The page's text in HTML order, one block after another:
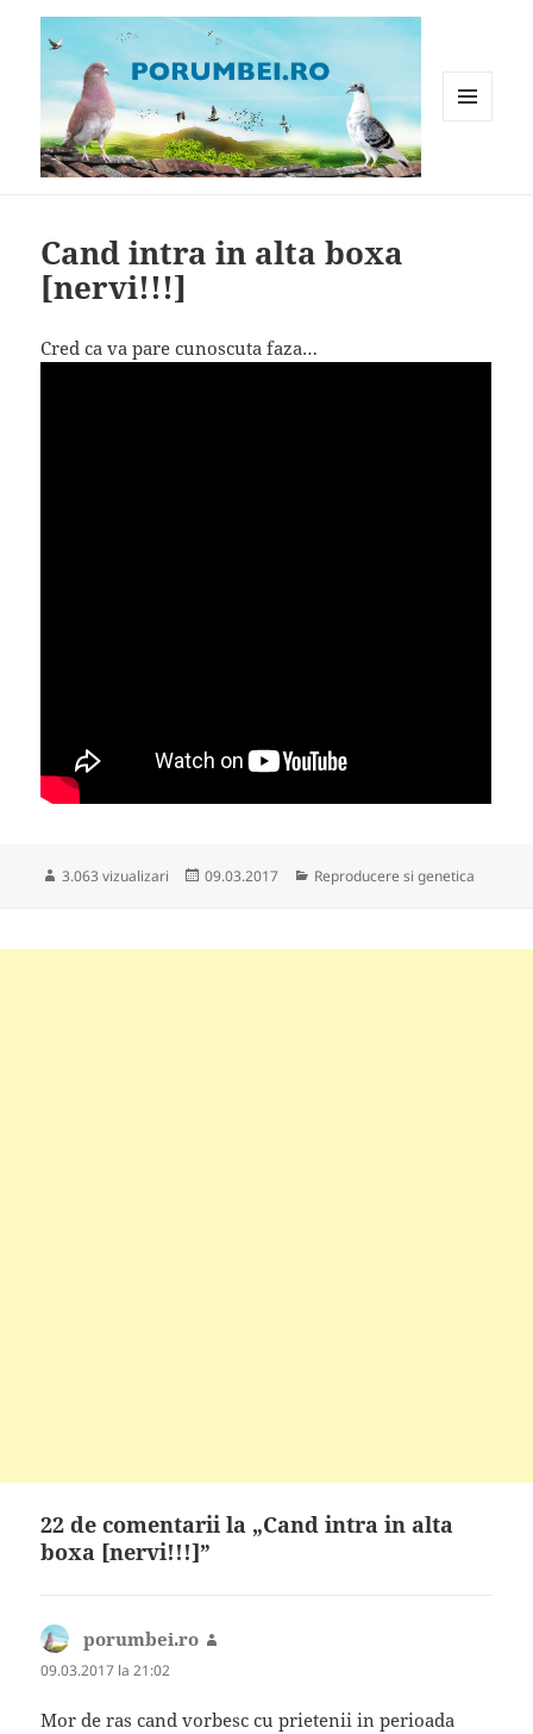
Cand intra in alta boxa
[nervi!!!]
Cred ca va pare cunoscuta faza…
3.063 vizualizari
Publicat
09.03.2017 Categorii
Reproducere si genetica
22 de comentarii la „Cand intra in alta
boxa [nervi!!!]”
porumbei.ro
09.03.2017 la 21:02
Mor de ras cand vorbesc cu prietenii in perioada